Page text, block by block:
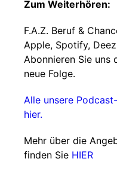
Zum Weiterhören:
F.A.Z. Beruf &
Apple, Spotify,
Abonnieren Sie uns
neue Folge.
Alle unsere
hier.
Mehr über die
finden Sie HIER